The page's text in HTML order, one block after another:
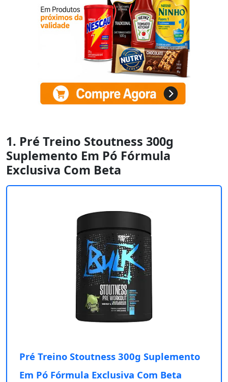
1. Pré Treino Stoutness 300g
Suplemento Em Pó Fórmula
Exclusiva Com Beta
Pré Treino Stoutness 300g Suplemento
Em Pó Fórmula Exclusiva Com Beta